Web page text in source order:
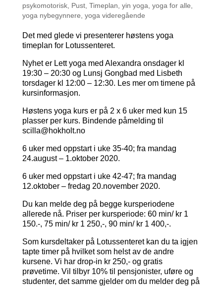
psykomotorisk, Pust, Timeplan yin yoga yoga for alle
yoga nybegynnere yoga videregående
Det med glede vi presenterer høstens yoga
timeplan for Lotussenteret.
Nyhet er Lett yoga med Alexandra onsdager kl
19:30 – 20:30 og Lunsj Gongbad med Lisbeth
torsdager kl 12:00 – 12:30. Les mer om timene på
kursinformasjon.
Høstens yoga kurs er på 2 x 6 uker med kun 15
plasser per kurs. Bindende påmelding til
scilla@hokholt.no
6 uker med oppstart i uke 35-40; fra mandag
24.august – 1.oktober 2020.
6 uker med oppstart i uke 42-47; fra mandag
12.oktober – fredag 20.november 2020.
Du kan melde deg på begge kursperiodene
allerede nå. Priser per kursperiode: 60 min/ kr 1
150.-, 75 min/ kr 1 250,-, 90 min/ kr 1 400,-.
Som kursdeltaker på Lotussenteret kan du ta igjen
tapte timer på hvilket som helst av de andre
kursene. Vi har drop-in kr 250,- og gratis
prøvetime. Vil tilbyr 10% til pensjonister, uføre og
studenter, det samme gjelder om du melder deg på